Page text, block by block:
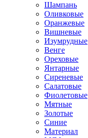
Шампань
Оливковые
Оранжевые
Вишневые
Изумрудные
Венге
Ореховые
Янтарные
Сиреневые
Салатовые
Фиолетовые
Мятные
Золотые
Синие
Материал